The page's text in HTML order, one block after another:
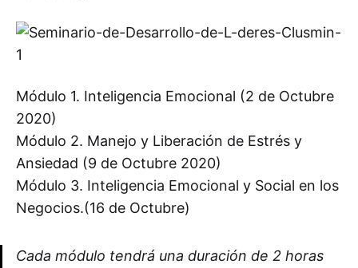
Módulo 1. Inteligencia Emocional (2 de Octubre
2020)
Módulo 2. Manejo y Liberación de Estrés y
Ansiedad (9 de Octubre 2020)
Módulo 3. Inteligencia Emocional y Social en los
Negocios.(16 de Octubre)
Cada módulo tendrá una duración de 2 horas